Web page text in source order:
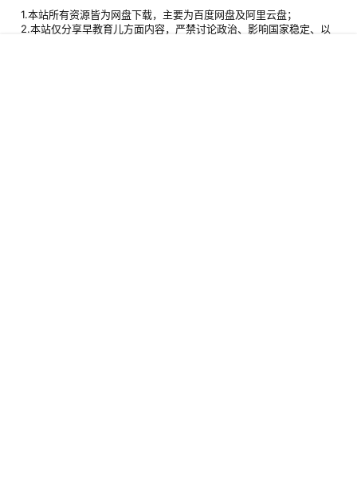
1.本站所有资源皆为网盘下载，主要为百度网盘及阿里云盘；
2.本站仅分享早教育儿方面内容，严禁讨论政治、影响国家稳定、以